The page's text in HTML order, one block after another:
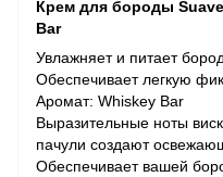
Крем для бороды
Bar
Увлажняет и питает
Обеспечивает легкую
Аромат: Whiskey Bar
Выразительные ноты
пачули создают
Обеспечивает вашей